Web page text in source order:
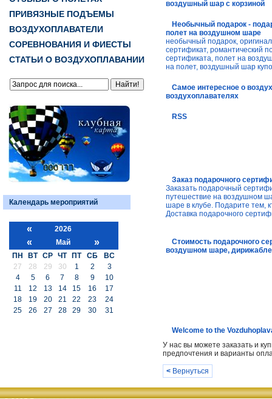
ПРИВЯЗНЫЕ ПОДЪЕМЫ
ВОЗДУХОПЛАВАТЕЛИ
СОРЕВНОВАНИЯ И ФИЕСТЫ
СТАТЬИ О ВОЗДУХОПЛАВАНИИ
Календарь мероприятий
« 2026
« Май »
ПН ВТ СР ЧТ ПТ СБ
ВС
27
28 29 30 1 2
3
4
5 6 7 8 9
10
11
12 13 14 15 16
17
18
19 20 21 22 23
24
25
26 27 28 29 30 31
воздушный шар с корзиной
Необычный подарок -
полет на воздушном шаре
необычный подарок,
сертификат, романтический
сертификата, полет на
на полет, воздушный шар
Самое интересное о
воздухоплавателях
RSS
Заказ подарочного
Заказать подарочный
путешествие на воздушном
шаре в клубе. Подарите тем,
Доставка подарочного
Стоимость подарочного
воздушном шаре, дирижабле
Welcome to the
У нас вы можете заказать и
предпочтения и варианты
< Вернуться